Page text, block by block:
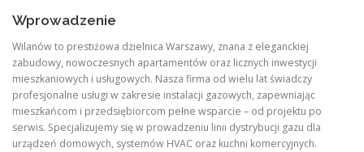
Wprowadzenie
Wilanów to prestiżowa dzielnica Warszawy, znana z eleganckiej
zabudowy, nowoczesnych apartamentów oraz licznych inwestycji
mieszkaniowych i usługowych. Nasza firma od wielu lat świadczy
profesjonalne usługi w zakresie instalacji gazowych, zapewniając
mieszkańcom i przedsiębiorcom pełne wsparcie – od projektu po
serwis. Specjalizujemy się w prowadzeniu linii dystrybucji gazu dla
urządzeń domowych, systemów HVAC oraz kuchni komercyjnych.